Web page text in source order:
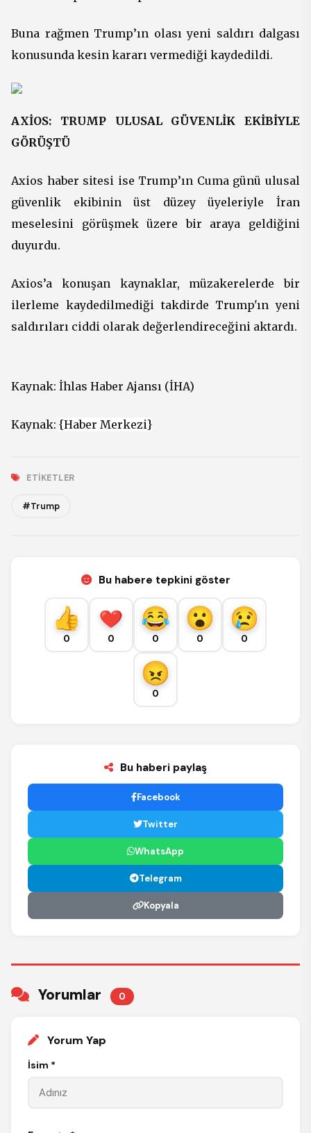
Buna rağmen Trump’ın olası yeni saldırı dalgası
konusunda kesin kararı vermediği kaydedildi.
AXİOS: TRUMP ULUSAL GÜVENLİK EKİBİYLE
GÖRÜŞTÜ
Axios haber sitesi ise Trump’ın Cuma günü ulusal
güvenlik ekibinin üst düzey üyeleriyle İran
meselesini görüşmek üzere bir araya geldiğini
duyurdu.
Axios’a konuşan kaynaklar, müzakerelerde bir
ilerleme kaydedilmediği takdirde Trump'ın yeni
saldırıları ciddi olarak değerlendireceğini aktardı.
Kaynak: İhlas Haber Ajansı (İHA)
Kaynak: {Haber Merkezi}
ETIKETLER
#Trump
Bu habere tepkini göster
0 0 0 0 0
0
Bu haberi paylaş
Facebook
Twitter
WhatsApp
Telegram
Kopyala
Yorumlar 0
Yorum Yap
İsim *